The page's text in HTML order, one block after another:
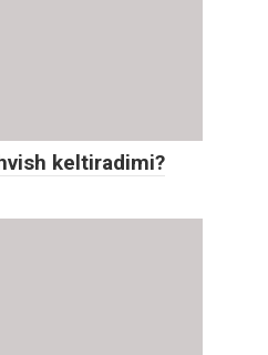
keltiradimi?